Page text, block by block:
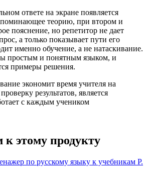
ответе на экране появляется
теорию, при втором и
пояснение, но репетитор не дает
а только показывает пути его
именно обучение, а не натаскивание.
простым и понятным языком, и
примеры решения.
экономит время учителя на
результатов, является
с каждым учеником
к этому продукту